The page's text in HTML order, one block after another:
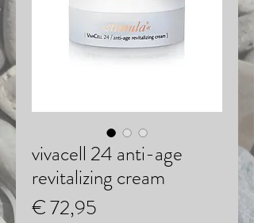
vivacell 24 anti-age
revitalizing cream
€ 72,95